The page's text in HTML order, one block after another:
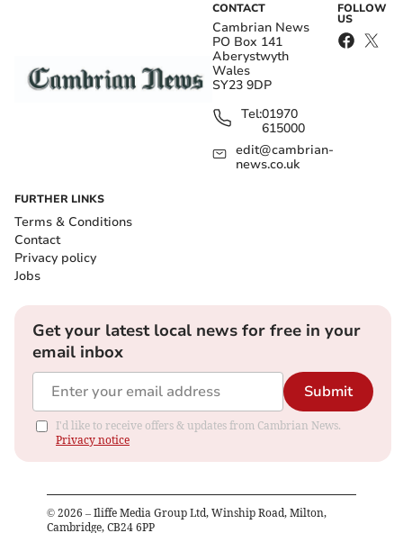
CONTACT
Cambrian News
PO Box 141
Aberystwyth
Wales
SY23 9DP
Tel:01970
615000
edit@cambrian-
news.co.uk
FOLLOW
US
FURTHER LINKS
Terms & Conditions
Contact
Privacy policy
Jobs
Get your latest local news for free in your
email inbox
Submit
I'd like to receive offers & updates from Cambrian News.
Privacy notice
© 2026 – Iliffe Media Group Ltd, Winship Road, Milton,
Cambridge, CB24 6PP